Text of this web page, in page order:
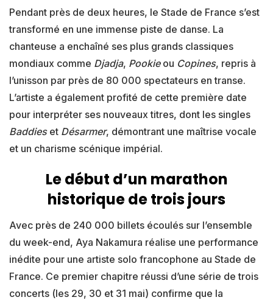
Pendant près de deux heures, le Stade de France s’est
transformé en une immense piste de danse. La
chanteuse a enchaîné ses plus grands classiques
mondiaux comme Djadja, Pookieou Copines, repris à
l’unisson par près de 80 000 spectateurs en transe.
L’artiste a également profité de cette première date
pour interpréter ses nouveaux titres, dont les singles
Baddieset Désarmer, démontrant une maîtrise vocale
et un charisme scénique impérial.
Le début d’un marathon
historique de trois jours
Avec près de 240 000 billets écoulés sur l’ensemble
du week-end, Aya Nakamura réalise une performance
inédite pour une artiste solo francophone au Stade de
France. Ce premier chapitre réussi d’une série de trois
concerts (les 29, 30 et 31 mai) confirme que la